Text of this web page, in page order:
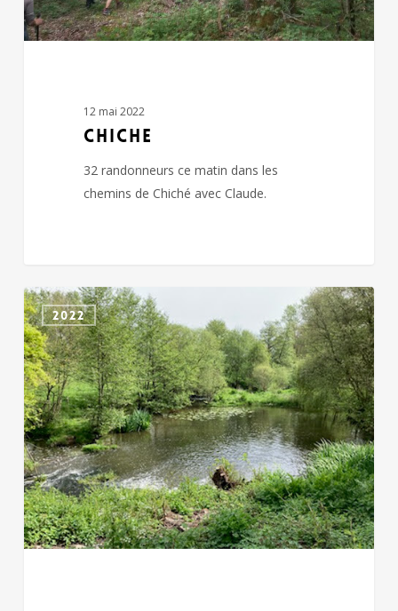
12 mai 2022
CHICHE
32 randonneurs ce matin dans les
chemins de Chiché avec Claude.
FAYE
L’ABBESSE
2022